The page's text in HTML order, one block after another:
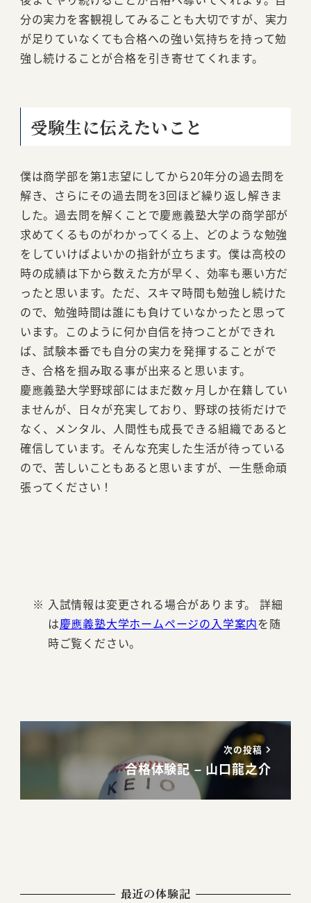
分の実力を客観視してみることも大切ですが、実力
が足りていなくても合格への強い気持ちを持って勉
強し続けることが合格を引き寄せてくれます。
受験生に伝えたいこと
僕は商学部を第1志望にしてから20年分の過去問を
解き、さらにその過去問を3回ほど繰り返し解きま
した。過去問を解くことで慶應義塾大学の商学部が
求めてくるものがわかってくる上、どのような勉強
をしていけばよいかの指針が立ちます。僕は高校の
時の成績は下から数えた方が早く、効率も悪い方だ
ったと思います。ただ、スキマ時間も勉強し続けた
ので、勉強時間は誰にも負けていなかったと思って
います。このように何か自信を持つことができれ
ば、試験本番でも自分の実力を発揮することがで
き、合格を掴み取る事が出来ると思います。
慶應義塾大学野球部にはまだ数ヶ月しか在籍してい
ませんが、日々が充実しており、野球の技術だけで
なく、メンタル、人間性も成長できる組織であると
確信しています。そんな充実した生活が待っている
ので、苦しいこともあると思いますが、一生懸命頑
張ってください！
入試情報は変更される場合があります。 詳細
は慶應義塾大学ホームページの入学案内を随
時ご覧ください。
次の投稿
合格体験記 – 山口龍之介
最近の体験記